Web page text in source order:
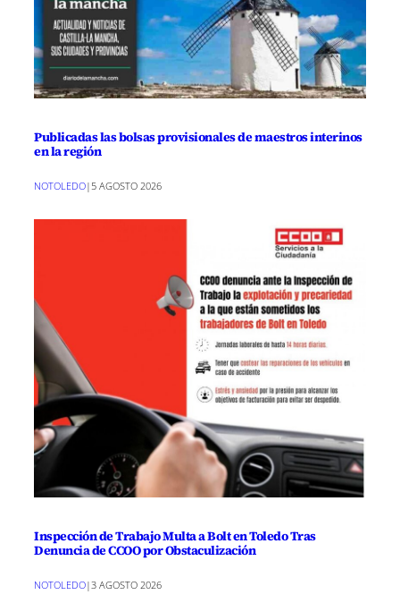
Publicadas las bolsas provisionales de maestros interinos
en la región
NOTOLEDO|5 AGOSTO 2026
Inspección de Trabajo Multa a Bolt en Toledo Tras
Denuncia de CCOO por Obstaculización
NOTOLEDO|3 AGOSTO 2026